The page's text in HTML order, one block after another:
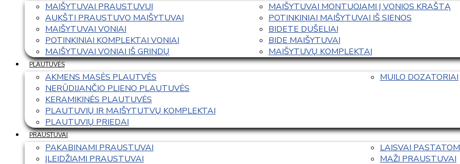
MAIŠYTUVAI PRAUSTUVUI
AUKŠTI PRAUSTUVO MAIŠYTUVAI
MAIŠYTUVAI VONIAI
POTINKINIAI KOMPLEKTAI VONIAI
MAIŠYTUVAI VONIAI IŠ GRINDŲ
MAIŠYTUVAI MONTUOJAMI Į VONIOS KRAŠTĄ
POTINKINIAI MAIŠYTUVAI IŠ SIENOS
BIDETE DUŠELIAI
BIDE MAIŠYTUVAI
MAIŠYTUVŲ KOMPLEKTAI
PLAUTUVĖS
AKMENS MASĖS PLAUTVĖS
NERŪDIJANČIO PLIENO PLAUTUVĖS
KERAMIKINĖS PLAUTUVĖS
PLAUTUVIŲ IR MAIŠYTUTVŲ KOMPLEKTAI
PLAUTUVIŲ PRIEDAI
MUILO DOZATORIAI
PRAUSTUVAI
PAKABINAMI PRAUSTUVAI
ĮLEIDŽIAMI PRAUSTUVAI
LAISVAI
MAŽI PRAUSTUVAI